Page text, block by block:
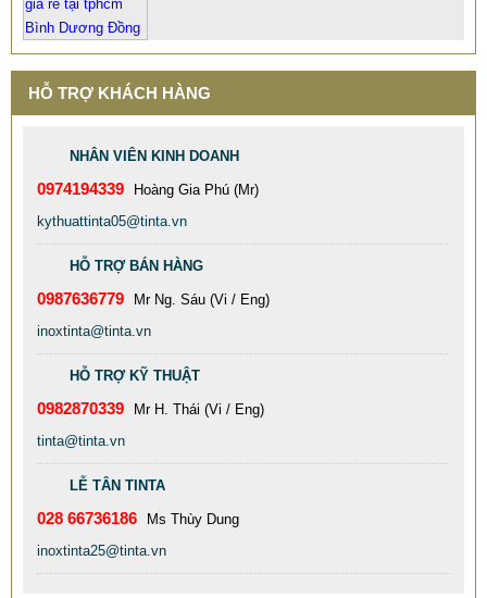
SP: XƯỞNG GIA CÔNG INOX GÂN ĐÂY GIÁ RẺ CHẤT LƯỢNG
HỖ TRỢ KHÁCH HÀNG
NHÂN VIÊN KINH DOANH
0974194339
Hoàng Gia Phú (Mr)
kythuattinta05@tinta.vn
HỖ TRỢ BÁN HÀNG
0987636779
Mr Ng. Sáu (Vi / Eng)
inoxtinta@tinta.vn
HỖ TRỢ KỸ THUẬT
0982870339
Mr H. Thái (Vi / Eng)
tinta@tinta.vn
LỄ TÂN TINTA
028 66736186
Ms Thùy Dung
inoxtinta25@tinta.vn